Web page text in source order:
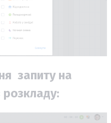
запиту на
розкладу: